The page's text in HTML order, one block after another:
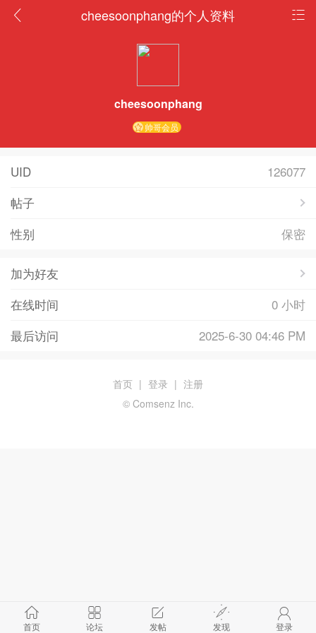
cheesoonphang的个人资料
cheesoonphang
帅哥会员
UID
126077
帖子
性别
保密
加为好友
在线时间
0 小时
最后访问
2025-6-30 04:46 PM
首页 论坛 发帖 发现 登录
首页 | 登录 | 注册
© Comsenz Inc.